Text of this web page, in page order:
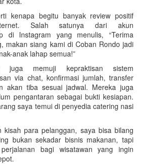
kenapa begitu banyak review positif
Salah satunya dari akun
di Instagram yang menulis, “Terima
makan siang kami di Coban Rondo jadi
anak lahap semua!”
juga memuji kepraktisan sistem
via chat, konfirmasi jumlah, transfer
akan tiba sesuai jadwal. Mereka juga
pengantaran sebagai bukti kesiapan.
saya temui di penyedia catering nasi
kisah para pelanggan, saya bisa bilang
bukan sekadar bisnis makanan, tapi
bagi wisatawan yang ingin